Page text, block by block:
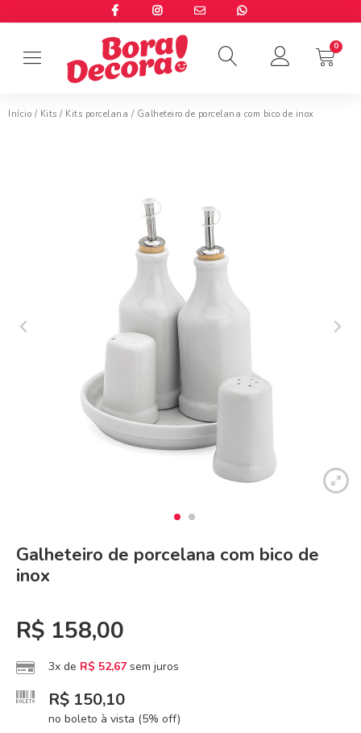
Início / Kits / Kits porcelana / Galheteiro de porcelana com bico de inox
Galheteiro de porcelana com bico de
inox
R$ 158,00
3x de R$ 52,67 sem juros
R$ 150,10
no boleto à vista (5% off)